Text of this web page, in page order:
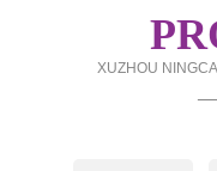
XUZHOU
—